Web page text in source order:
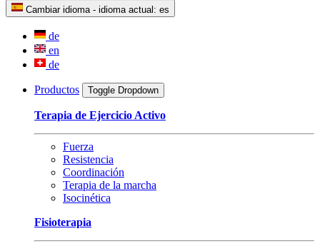
Cambiar idioma - idioma actual: es
de
en
de
Productos Toggle Dropdown
Terapia de Ejercicio Activo
Fuerza
Resistencia
Coordinación
Terapia de la marcha
Isocinética
Fisioterapia